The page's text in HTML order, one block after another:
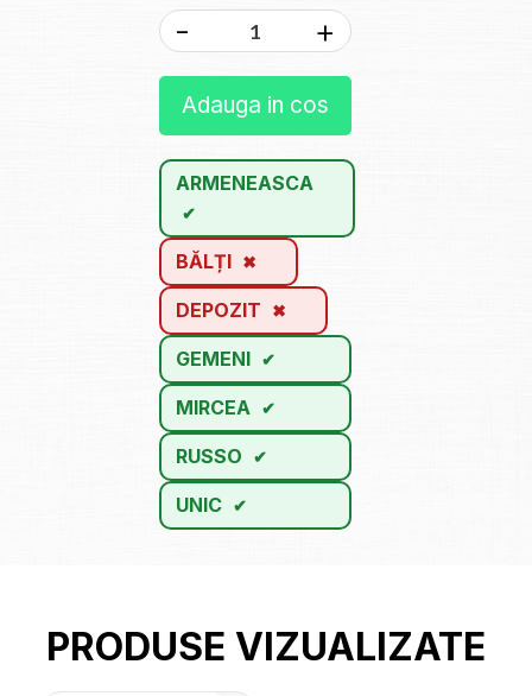
- +
Adauga in cos
ARMENEASCA
BĂLȚI
DEPOZIT
GEMENI
MIRCEA
RUSSO
UNIC
PRODUSE VIZUALIZATE